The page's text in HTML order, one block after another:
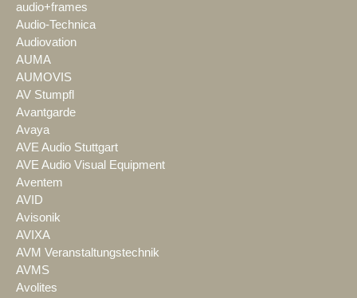
audio+frames
Audio-Technica
Audiovation
AUMA
AUMOVIS
AV Stumpfl
Avantgarde
Avaya
AVE Audio Stuttgart
AVE Audio Visual Equipment
Aventem
AVID
Avisonik
AVIXA
AVM Veranstaltungstechnik
AVMS
Avolites